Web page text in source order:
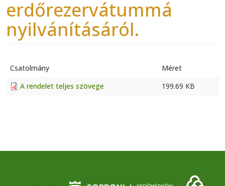
erdőrezervátummá
nyilvánításáról.
Csatolmány
Méret
A rendelet teljes szövege
199.69 KB